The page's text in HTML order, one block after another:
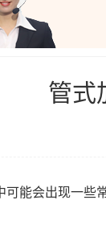
管式
能会出现一些